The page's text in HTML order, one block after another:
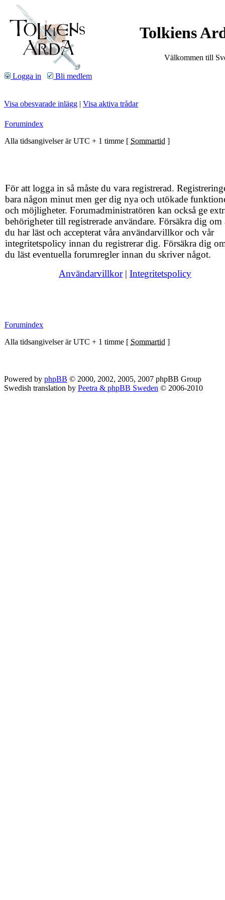
Tolkiens
Välkommen till
Logga in Bli medlem
Visa obesvarade inlägg | Visa aktiva trådar
Forumindex
Alla tidsangivelser är UTC + 1 timme [ Sommartid ]
För att logga in så måste du vara registrerad.
bara någon minut men ger dig nya och utökade
och möjligheter. Forumadministratören kan också ge
behörigheter till registrerade användare. Försäkra dig om
du har läst och accepterat våra användarvillkor och vår
integritetspolicy innan du registrerar dig. Försäkra dig
du läst eventuella forumregler innan du skriver något.
Användarvillkor| Integritetspolicy
Forumindex
Alla tidsangivelser är UTC + 1 timme [ Sommartid ]
Powered by phpBB © 2000, 2002, 2005, 2007 phpBB Group
Swedish translation by Peetra & phpBB Sweden © 2006-2010